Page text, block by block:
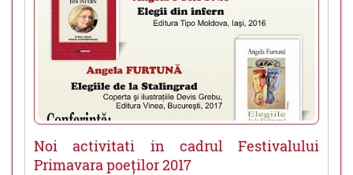
Noi activitati in cadrul Festivalului
Primavara poeților 2017